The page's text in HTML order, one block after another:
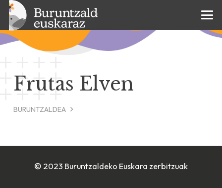
Frutas Elven
BURUNTZALDEA
© 2023 Buruntzaldeko Euskara zerbitzuak